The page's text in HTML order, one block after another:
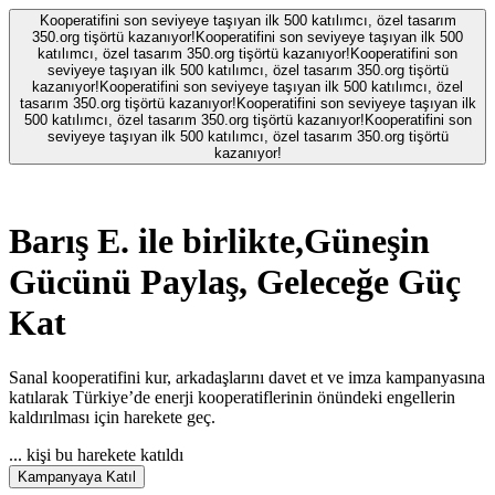
Kooperatifini son seviyeye taşıyan ilk 500 katılımcı, özel tasarım
350.org tişörtü kazanıyor! Kooperatifini son seviyeye taşıyan ilk 500
katılımcı, özel tasarım 350.org tişörtü kazanıyor! Kooperatifini son
seviyeye taşıyan ilk 500 katılımcı, özel tasarım 350.org tişörtü
kazanıyor! Kooperatifini son seviyeye taşıyan ilk 500 katılımcı, özel
tasarım 350.org tişörtü kazanıyor! Kooperatifini son seviyeye taşıyan ilk
500 katılımcı, özel tasarım 350.org tişörtü kazanıyor! Kooperatifini son
seviyeye taşıyan ilk 500 katılımcı, özel tasarım 350.org tişörtü
kazanıyor!
Barış E. ile birlikte,Güneşin
Gücünü Paylaş, Geleceğe Güç
Kat
Sanal kooperatifini kur, arkadaşlarını davet et ve imza kampanyasına
katılarak Türkiye’de enerji kooperatiflerinin önündeki engellerin
kaldırılması için harekete geç.
... kişi bu harekete katıldı
Kampanyaya Katıl